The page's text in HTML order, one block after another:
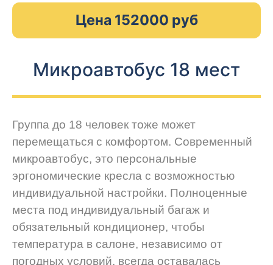
Цена 152000 руб
Микроавтобус 18 мест
Группа до 18 человек тоже может
перемещаться с комфортом. Современный
микроавтобус, это персональные
эргономические кресла с возможностью
индивидуальной настройки. Полноценные
места под индивидуальный багаж и
обязательный кондиционер, чтобы
температура в салоне, независимо от
погодных условий, всегда оставалась